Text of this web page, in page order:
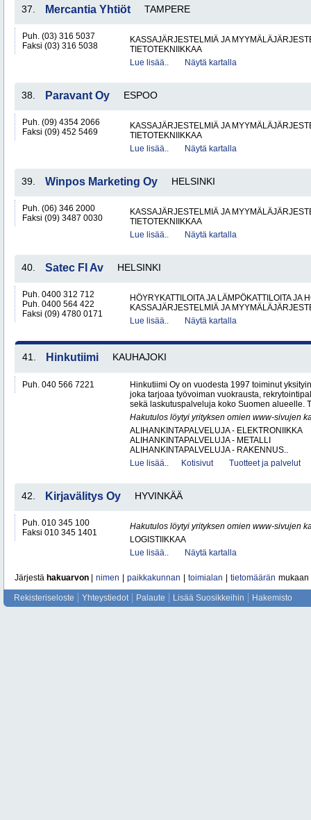
37. Mercantia Yhtiöt TAMPERE
Puh. (03) 316 5037
Faksi (03) 316 5038
KASSAJÄRJESTELMIÄ JA
TIETOTEKNIIKKAA
Lue lisää..
Näytä kartalla
38. Paravant Oy ESPOO
Puh. (09) 4354 2066
Faksi (09) 452 5469
KASSAJÄRJESTELMIÄ JA
TIETOTEKNIIKKAA
Lue lisää..
Näytä kartalla
39. Winpos Marketing Oy HELSINKI
Puh. (06) 346 2000
Faksi (09) 3487 0030
KASSAJÄRJESTELMIÄ JA
TIETOTEKNIIKKAA
Lue lisää..
Näytä kartalla
40. Satec FI Av HELSINKI
Puh. 0400 312 712
Puh. 0400 564 422
Faksi (09) 4780 0171
HÖYRYKATTILOITA JA LÄMPÖKATTILOITA JA
KASSAJÄRJESTELMIÄ JA
Lue lisää..
Näytä kartalla
41. Hinkutiimi KAUHAJOKI
Puh. 040 566 7221
Hinkutiimi Oy on vuodesta 1997 toiminut
joka tarjoaa työvoiman vuokrausta,
sekä laskutuspalveluja koko Suomen alueelle.
Hakutulos löytyi yrityksen omien www-sivujen
ALIHANKINTAPALVELUJA - ELEKTRONIIKKA
ALIHANKINTAPALVELUJA - METALLI
ALIHANKINTAPALVELUJA - RAKENNUS..
Lue lisää..
Kotisivut Tuotteet ja palvelut
42. Kirjavälitys Oy HYVINKÄÄ
Puh. 010 345 100
Faksi 010 345 1401
Hakutulos löytyi yrityksen omien www-sivujen
LOGISTIIKKAA
Lue lisää..
Näytä kartalla
Järjestä hakuarvon nimen paikkakunnan toimialan tietomäärän mukaan
Rekisteriseloste Yhteystiedot Palaute Lisää Suosikkeihin Hakemisto